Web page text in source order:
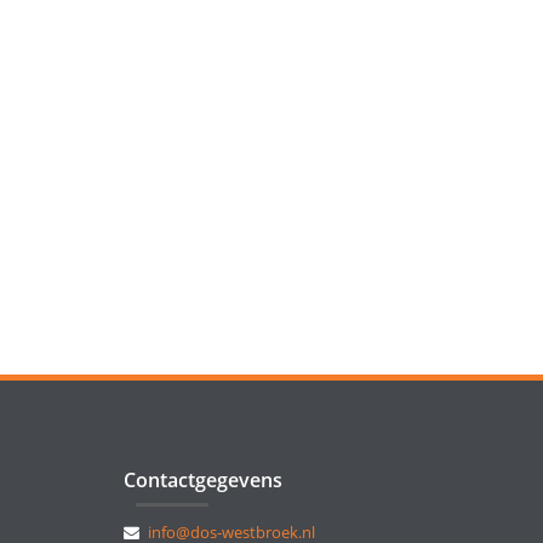
Contactgegevens
info@dos-westbroek.nl